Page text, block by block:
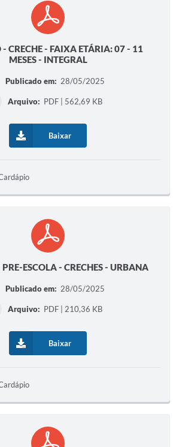
CRECHE - FAIXA ETÁRIA: 07 - 11
MESES - INTEGRAL
Publicado em: 28/05/2025
Arquivo: PDF | 562,69 KB
Baixar
ESCOLA - CRECHES - URBANA
Publicado em: 28/05/2025
Arquivo: PDF | 210,36 KB
Baixar